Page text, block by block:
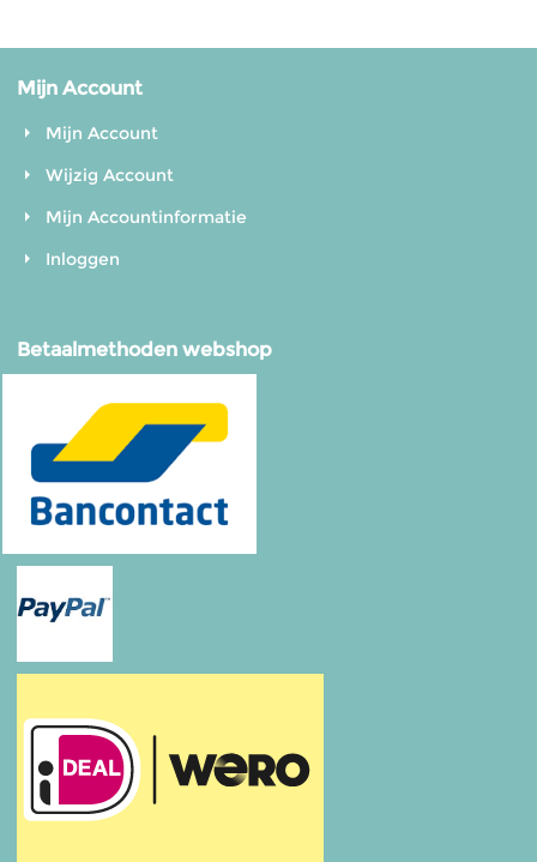
Mijn Account
Mijn Account
Wijzig Account
Mijn Accountinformatie
Inloggen
Betaalmethoden webshop